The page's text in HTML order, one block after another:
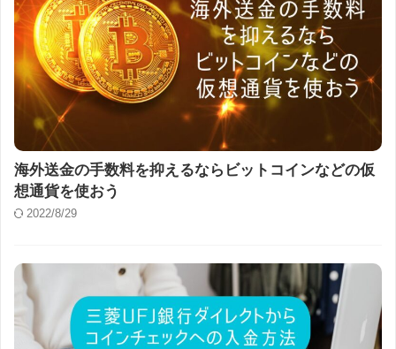
海外送金の手数料を抑えるならビットコインなどの仮
想通貨を使おう
2022/8/29